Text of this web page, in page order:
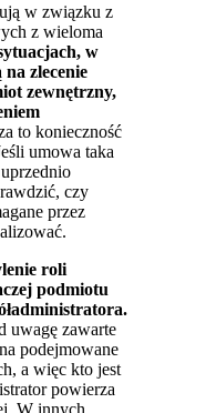
w związku z
z wieloma
w
zlecenie
zewnętrzny,
to konieczność
umowa taka
czy
przez
roli
podmiotu
uwagę zawarte
podejmowane
a więc kto jest
powierza
W innych